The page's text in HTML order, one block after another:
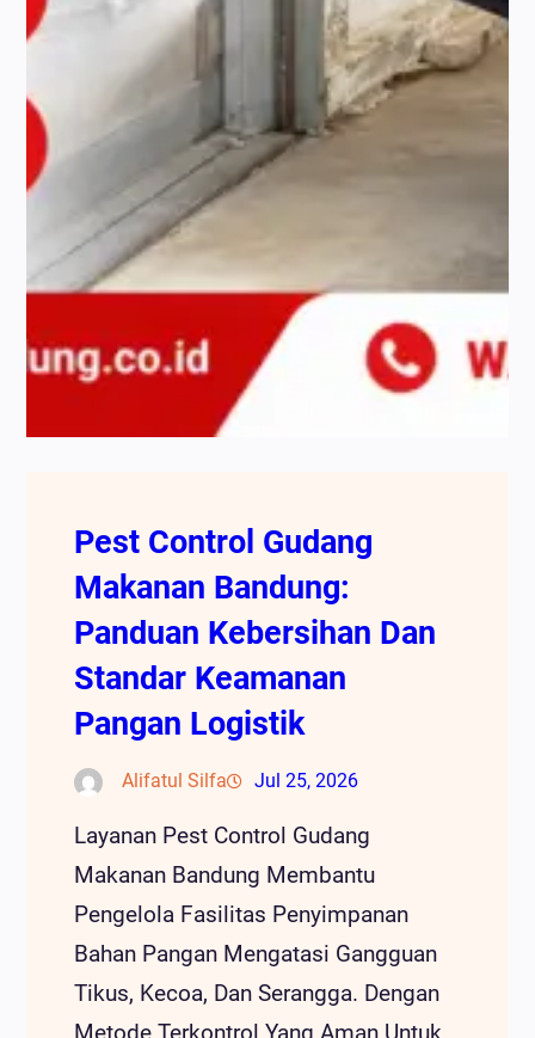
Pest Control Gudang
Makanan Bandung:
Panduan Kebersihan Dan
Standar Keamanan
Pangan Logistik
Alifatul Silfa Jul 25, 2026
Layanan Pest Control Gudang
Makanan Bandung Membantu
Pengelola Fasilitas Penyimpanan
Bahan Pangan Mengatasi Gangguan
Tikus, Kecoa, Dan Serangga. Dengan